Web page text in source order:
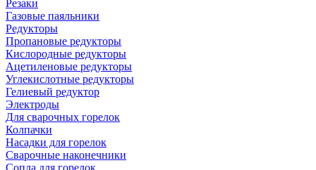
Резаки
Газовые паяльники
Редукторы
Пропановые редукторы
Кислородные редукторы
Ацетиленовые редукторы
Углекислотные редукторы
Гелиевый редуктор
Электроды
Для сварочных горелок
Колпачки
Насадки для горелок
Сварочные наконечники
Сопла для горелок